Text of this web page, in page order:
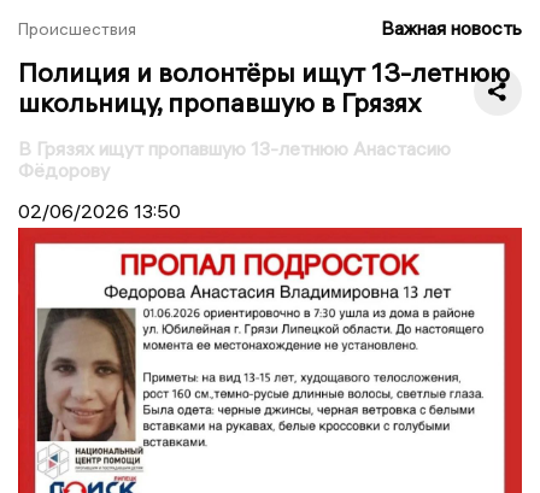
Происшествия Важная новость
Полиция и волонтёры ищут 13-летнюю
школьницу, пропавшую в Грязях
В Грязях ищут пропавшую 13-летнюю Анастасию
Фёдорову
02/06/2026 13:50